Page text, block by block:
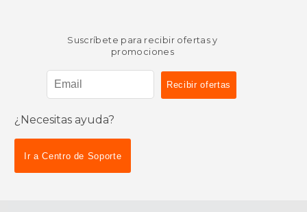
50%
Suscríbete para recibir ofertas y
promociones
¿Necesitas ayuda?
Ir a Centro de Soporte